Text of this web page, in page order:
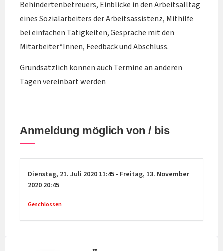
Behindertenbetreuers, Einblicke in den Arbeitsalltag
eines Sozialarbeiters der Arbeitsassistenz, Mithilfe
bei einfachen Tätigkeiten, Gespräche mit den
Mitarbeiter*Innen, Feedback und Abschluss.
Grundsätzlich können auch Termine an anderen
Tagen vereinbart werden
Anmeldung möglich von / bis
Dienstag, 21. Juli 2020 11:45 - Freitag, 13. November
2020 20:45
Geschlossen